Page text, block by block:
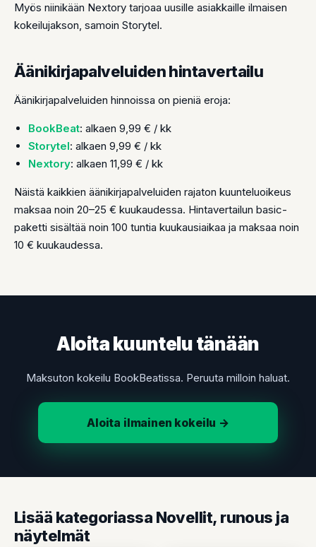
Myös niinikään Nextory tarjoaa uusille asiakkaille ilmaisen
kokeilujakson, samoin Storytel.
Äänikirjapalveluiden hintavertailu
Äänikirjapalveluiden hinnoissa on pieniä eroja:
BookBeat: alkaen 9,99 € / kk
Storytel: alkaen 9,99 € / kk
Nextory: alkaen 11,99 € / kk
Näistä kaikkien äänikirjapalveluiden rajaton kuunteluoikeus
maksaa noin 20–25 € kuukaudessa. Hintavertailun basic-
paketti sisältää noin 100 tuntia kuukausiaikaa ja maksaa noin
10 € kuukaudessa.
Aloita kuuntelu tänään
Maksuton kokeilu BookBeatissa. Peruuta milloin haluat.
Aloita ilmainen kokeilu →
Lisää kategoriassa Novellit, runous ja
näytelmät